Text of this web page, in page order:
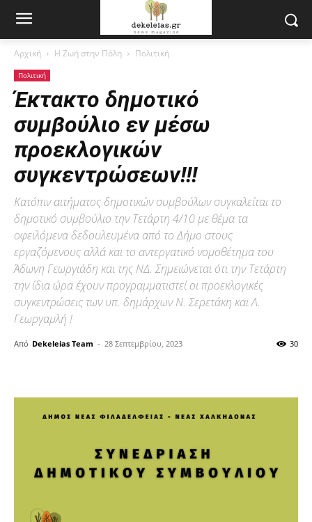
Αρχική Η Ζωή στην Πόλη Πολιτική
Πολιτική
Έκτακτο δημοτικό
συμβούλιο εν μέσω
προεκλογικών
συγκεντρώσεων!!!
Κατόπιν αιτήματος δημοτικών συμβούλων συγκαλείται το
δημοτικό συμβούλιο την Τετάρτη 4/10 με θέμα τα
οφειλόμενα δεδουλευμένα από το Δήμο στους
εργαζόμενους αλλά και το αντεργατικό νομοθέτημα του
Άδωνη Γεωργιάδη και της ΝΔ. Σημειώνεται ότι την Τετάρτη
την ίδια ώρα έχουν προγραμματιστεί οι προεκλογικές
συγκεντρώσεις των υπ. δημάρχων Ν. Σερετάκη και Λ.
Γεωργαμλή !
Από Dekeleias Team - 28 Σεπτεμβρίου, 2023 30